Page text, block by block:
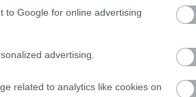
to Google for online advertising
advertising.
related to analytics like cookies on
ugyanúgy nem lehetett jegyet
játszották a Paris-Villette
épülő játék, a zene,